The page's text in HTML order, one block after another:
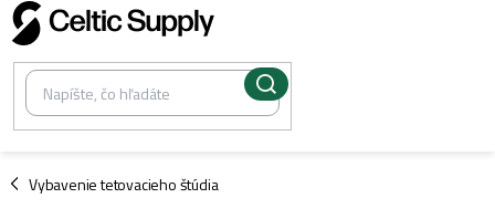
Prejsť
na
obsah
Vybavenie tetovacieho štúdia
/